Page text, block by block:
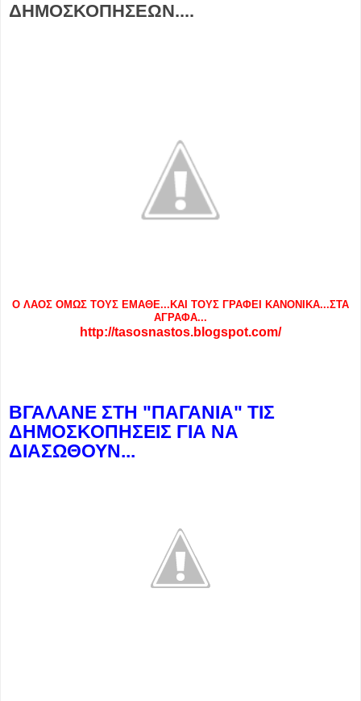
ΔΗΜΟΣΚΟΠΗΣΕΩΝ....
Ο ΛΑΟΣ ΟΜΩΣ ΤΟΥΣ ΕΜΑΘΕ...ΚΑΙ ΤΟΥΣ ΓΡΑΦΕΙ ΚΑΝΟΝΙΚΑ...ΣΤΑ
ΑΓΡΑΦΑ...
http://tasosnastos.blogspot.com/
ΒΓΑΛΑΝΕ ΣΤΗ "ΠΑΓΑΝΙΑ" ΤΙΣ
ΔΗΜΟΣΚΟΠΗΣΕΙΣ ΓΙΑ ΝΑ
ΔΙΑΣΩΘΟΥΝ...